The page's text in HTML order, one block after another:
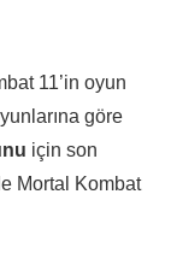
11’in oyun
göre
için son
Mortal Kombat